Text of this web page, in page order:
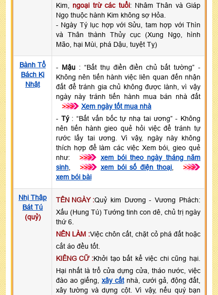
Kim, ngoại trừ các tuổi: Nhâm Thân và Giáp
Ngọ thuộc hành Kim không sợ Hỏa.
- Ngày Tý lục hợp với Sửu, tam hợp với Thìn
và Thân thành Thủy cục (Xung Ngọ, hình
Mão, hại Mùi, phá Dậu, tuyệt Tỵ)
Bành Tổ
Bách Kị
Nhật
- Mậu: “Bất thụ điền điền chủ bất tường” -
Không nên tiến hành việc liên quan đến nhận
đất để tránh gia chủ không được lành, vì vậy
ngày này tránh tiến hành mua bán nhà đất
>>>
Xem ngày tốt mua nhà
- Tý: “Bất vấn bốc tự nhạ tai ương” - Không
nên tiến hành gieo quẻ hỏi việc để tránh tự
rước lấy tai ương. Vì vậy, ngày này không
thích hợp để làm các việc Xem bói, gieo quẻ
như:
>>>
xem bói theo ngày tháng năm
sinh
>>> xem bói số điện thoại
>>>
xem bói bài
Nhị Thập
Bát Tú
(quỷ)
TÊN NGÀY :Quỷ kim Dương - Vương Phách:
Xấu (Hung Tú) Tướng tinh con dê, chủ trị ngày
thứ 6.
NÊN LÀM :Việc chôn cất, chặt cỏ phá đất hoặc
cắt áo đều tốt.
KIÊNG CỮ :Khởi tạo bất kể việc chi cũng hại.
Hại nhất là trổ cửa dựng cửa, tháo nước, việc
đào ao giếng, xây cấtnhà, cưới gả, động đất,
xây tường và dựng cột. Vì vậy, nếu quý bạn